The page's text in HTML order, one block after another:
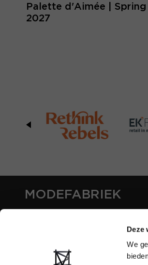
Deze
We
Palette d'Aimée |
2027
MODEFABRIEK